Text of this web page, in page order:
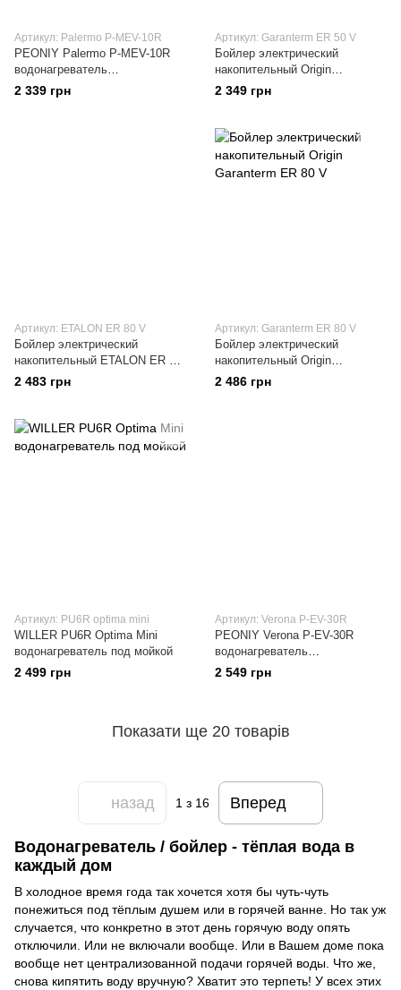
Артикул: Palermo P-MEV-10R
PEONIY Palermo P-MEV-10R
водонагреватель
вертикальный
2 339 грн
Артикул: Garanterm ER 50 V
Бойлер электрический
накопительный Origin
Garanterm ER 50 V
2 349 грн
Артикул: ETALON ER 80 V
Бойлер электрический
накопительный ETALON ER 80
V
2 483 грн
Артикул: Garanterm ER 80 V
Бойлер электрический
накопительный Origin
Garanterm ER 80 V
2 486 грн
Артикул: PU6R optima mini
WILLER PU6R Optima Mini
водонагреватель под мойкой
2 499 грн
Артикул: Verona P-EV-30R
PEONIY Verona P-EV-30R
водонагреватель
вертикальный
2 549 грн
Показати ще 20 товарів
назад 1 з 16 Вперед
Водонагреватель / бойлер - тёплая вода в
каждый дом
В холодное время года так хочется хотя бы чуть-чуть
понежиться под тёплым душем или в горячей ванне. Но так уж
случается, что конкретно в этот день горячую воду опять
отключили. Или не включали вообще. Или в Вашем доме пока
вообще нет централизованной подачи горячей воды. Что же,
снова кипятить воду вручную? Хватит это терпеть! У всех этих